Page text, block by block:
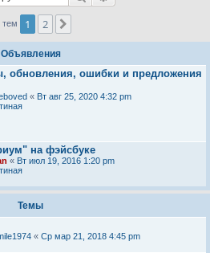
тем 1 2
Объявления
обновления, ошибки и предложения
« Вт авг 25, 2020 4:32 pm
на фэйсбуке
« Вт июл 19, 2016 1:20 pm
Темы
« Ср мар 21, 2018 4:45 pm